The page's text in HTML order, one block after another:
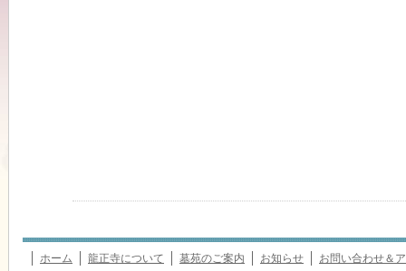
ホーム 龍正寺について 墓苑のご案内 お知らせ お問い合わせ＆